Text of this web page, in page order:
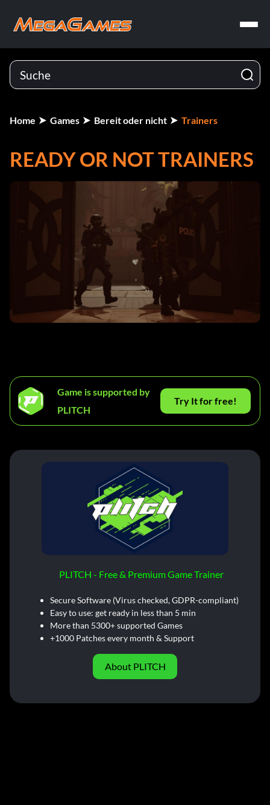
Home Games Bereit oder nicht Trainers
READY OR NOT TRAINERS
Game is supported by
PLITCH
Try It for free!
PLITCH - Free & Premium Game Trainer
Secure Software (Virus checked, GDPR-compliant)
Easy to use: get ready in less than 5 min
More than 5300+ supported Games
+1000 Patches every month & Support
About PLITCH